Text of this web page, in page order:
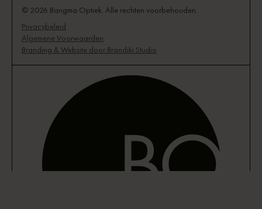
© 2026 Bangma Optiek. Alle rechten voorbehouden.
Privacybeleid
Algemene Voorwaarden
Branding & Website door Brandiki Studio